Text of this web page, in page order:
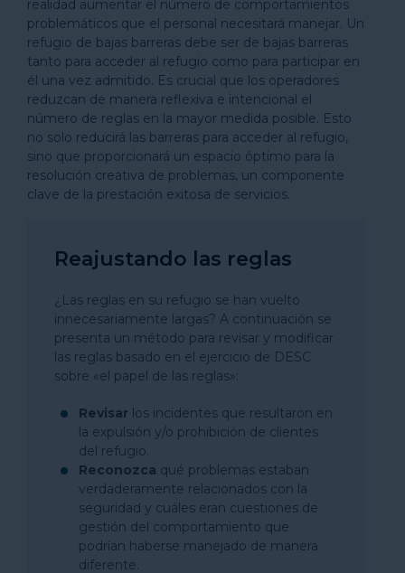
realidad aumentar el número de comportamientos
problemáticos que el personal necesitará manejar. Un
refugio de bajas barreras debe ser de bajas barreras
tanto para acceder al refugio como para participar en
él una vez admitido. Es crucial que los operadores
reduzcan de manera reflexiva e intencional el
número de reglas en la mayor medida posible. Esto
no solo reducirá las barreras para acceder al refugio,
sino que proporcionará un espacio óptimo para la
resolución creativa de problemas, un componente
clave de la prestación exitosa de servicios.
Reajustando las reglas
¿Las reglas en su refugio se han vuelto
innecesariamente largas? A continuación se
presenta un método para revisar y modificar
las reglas basado en el ejercicio de DESC
sobre «el papel de las reglas»:
Revisar los incidentes que resultaron en
la expulsión y/o prohibición de clientes
del refugio.
Reconozca qué problemas estaban
verdaderamente relacionados con la
seguridad y cuáles eran cuestiones de
gestión del comportamiento que
podrían haberse manejado de manera
diferente.